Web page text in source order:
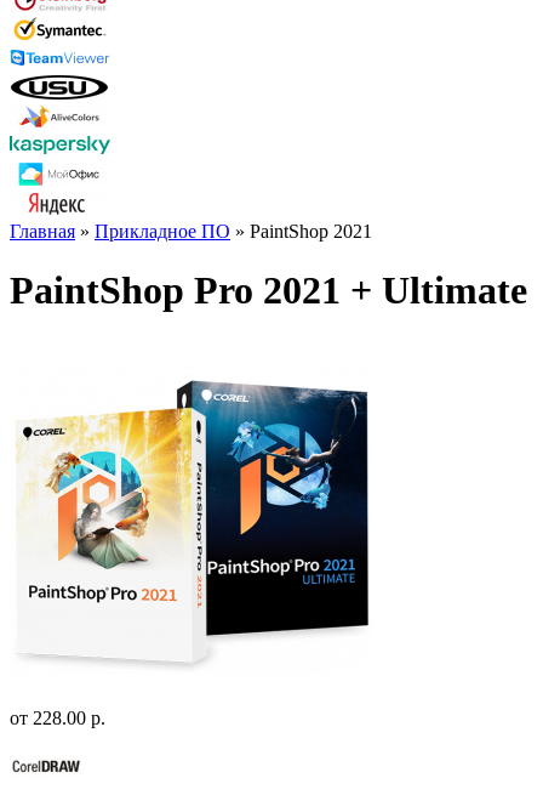
Главная » Прикладное ПО » PaintShop 2021
PaintShop Pro 2021 + Ultimate
от 228.00 р.